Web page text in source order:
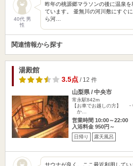
40代 男
性
昨年の桃源郷マラソンの後に温泉
ています。 釜無川の河川敷にすぐ
ら河…
関連情報から探す
湯殿館
3.5点/ 12 件
山梨県 / 中央市
常永駅842m
【お車でお越しの方】
か…
営業時間 10:00～22:00
入浴料金 950円～
日帰り 露天風呂
サウナが良く、ここ最近利用して